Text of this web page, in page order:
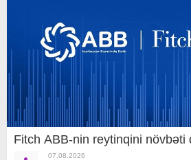
Fitch ABB-nin reytinqini növbəti
07.08.2026